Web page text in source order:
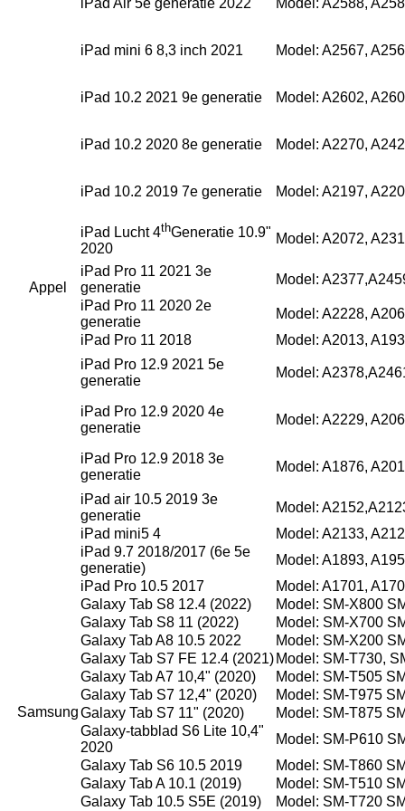
Appel
iPad Air 5e generatie 2022 Model: A2588,
iPad mini 6 8,3 inch 2021 Model: A2567,
iPad 10.2 2021 9e generatie Model: A2602,
iPad 10.2 2020 8e generatie Model: A2270,
iPad 10.2 2019 7e generatie Model: A2197,
iPad Lucht 4thGeneratie 10.9"
2020
Model: A2072,
iPad Pro 11 2021 3e
generatie
Model:
iPad Pro 11 2020 2e
generatie
Model: A2228,
iPad Pro 11 2018
Model: A2013,
iPad Pro 12.9 2021 5e
generatie
Model:
iPad Pro 12.9 2020 4e
generatie
Model: A2229,
iPad Pro 12.9 2018 3e
generatie
Model: A1876,
iPad air 10.5 2019 3e
generatie
Model:
iPad mini5 4
Model: A2133,
iPad 9.7 2018/2017 (6e 5e
generatie)
Model: A1893,
iPad Pro 10.5 2017
Model: A1701,
Samsung
Galaxy Tab S8 12.4 (2022)
Model: SM-X800
Galaxy Tab S8 11 (2022)
Model: SM-X700
Galaxy Tab A8 10.5 2022
Model: SM-X200
Galaxy Tab S7 FE 12.4 (2021) Model: SM-T730,
Galaxy Tab A7 10,4" (2020)
Model: SM-T505
Galaxy Tab S7 12,4" (2020)
Model: SM-T975
Galaxy Tab S7 11" (2020)
Model: SM-T875
Galaxy-tabblad S6 Lite 10,4"
2020
Model: SM-P610
Galaxy Tab S6 10.5 2019
Model: SM-T860
Galaxy Tab A 10.1 (2019)
Model: SM-T510
Galaxy Tab 10.5 S5E (2019)
Model: SM-T720